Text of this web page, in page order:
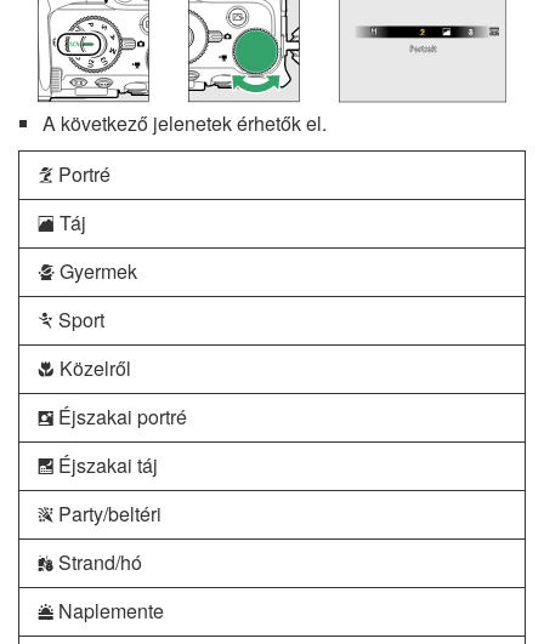
A következő jelenetek érhetők el.
k Portré
l Táj
p Gyermek
m Sport
n Közelről
o Éjszakai portré
r Éjszakai táj
s Party/beltéri
t Strand/hó
d Naplemente